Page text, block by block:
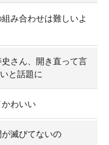
み合わせは難しいよ
史さん、開き直って言
と話題に
かわいい
滅びてないの